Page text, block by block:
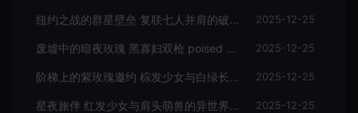
纽约之战的群星壁垒 复联七人并肩的破晓手机壁纸 2025-12-25
废墟中的暗夜玫瑰 黑寡妇双枪 poised 的战损美学手机壁纸 2025-12-25
阶梯上的紫玫瑰邀约 棕发少女与白绿长裙手机壁纸 2025-12-25
星夜旅伴 红发少女与肩头萌兽的异世界手机壁纸 2025-12-25